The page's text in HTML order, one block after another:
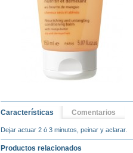
Características Comentarios
Dejar actuar 2 ó 3 minutos, peinar y aclarar.
Productos relacionados